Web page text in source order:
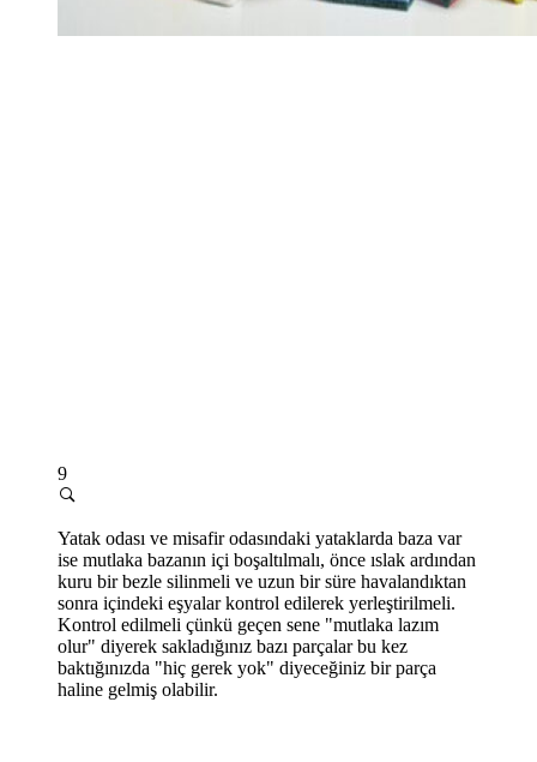
9
Yatak odası ve misafir odasındaki yataklarda baza var
ise mutlaka bazanın içi boşaltılmalı, önce ıslak ardından
kuru bir bezle silinmeli ve uzun bir süre havalandıktan
sonra içindeki eşyalar kontrol edilerek yerleştirilmeli.
Kontrol edilmeli çünkü geçen sene "mutlaka lazım
olur" diyerek sakladığınız bazı parçalar bu kez
baktığınızda "hiç gerek yok" diyeceğiniz bir parça
haline gelmiş olabilir.